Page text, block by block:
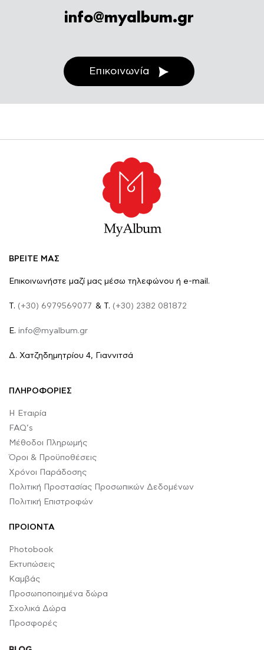
info@myalbum.gr
Επικοινωνία
ΒΡΕΙΤΕ ΜΑΣ
Επικοινωνήστε μαζί μας μέσω τηλεφώνου ή e-mail.
Τ. (+30) 6979569077 & Τ. (+30) 2382 081872
E. info@myalbum.gr
Δ. Χατζηδημητρίου 4, Γιαννιτσά
ΠΛΗΡΟΦΟΡΙΕΣ
Η Εταιρία
FAQ’s
Μέθοδοι Πληρωμής
Όροι & Προϋποθέσεις
Χρόνοι Παράδοσης
Πολιτική Προστασίας Προσωπικών Δεδομένων
Πολιτική Επιστροφών
ΠΡΟΙΟΝΤΑ
Photobook
Εκτυπώσεις
Καμβάς
Προσωποποιημένα δώρα
Σχολικά Δώρα
Προσφορές